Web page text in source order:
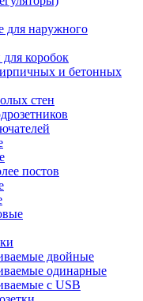
для наружного
коробок
и бетонных
стен
постов
двойные
одинарные
с USB